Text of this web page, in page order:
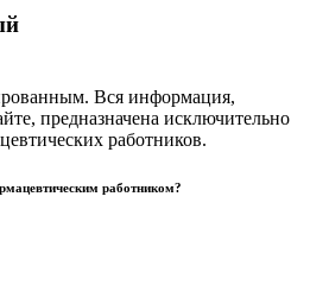
Вся информация,
предназначена исключительно
работников.
работником?